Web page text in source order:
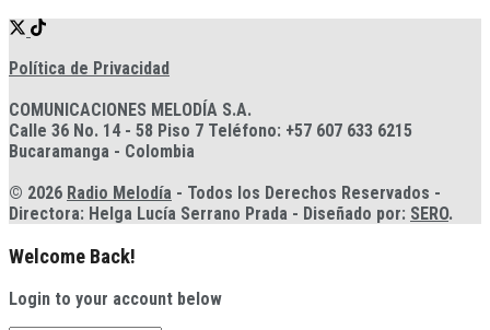
Política de Privacidad
COMUNICACIONES MELODÍA S.A.
Calle 36 No. 14 - 58 Piso 7 Teléfono: +57 607 633 6215
Bucaramanga - Colombia
© 2026 Radio Melodía - Todos los Derechos Reservados -
Directora: Helga Lucía Serrano Prada - Diseñado por: SERO.
Welcome Back!
Login to your account below